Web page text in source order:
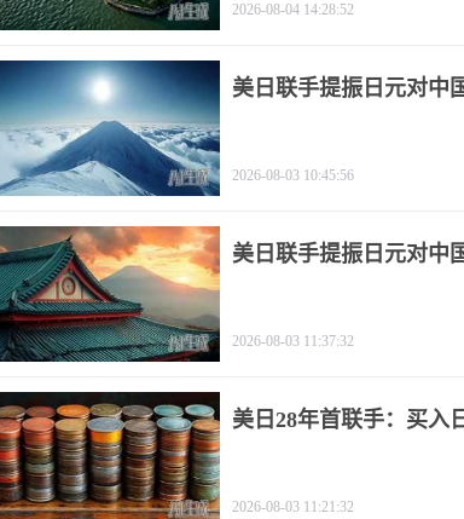
2026-08-04 14:28:52
美日联手提振日元对中
2026-08-03 10:45:56
美日联手提振日元对中
2026-08-03 11:37:32
美日28年首联手：买入
2026-08-03 11:21:32